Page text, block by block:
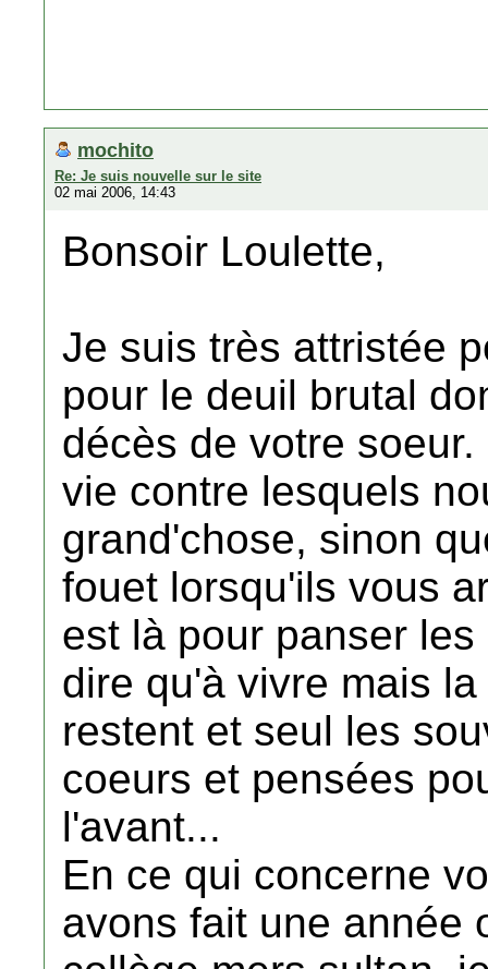
mochito
Re: Je suis nouvelle sur le site
02 mai 2006, 14:43
Bonsoir Loulette,
Je suis très attristée
pour le deuil brutal
décès de votre
vie contre lesquels
grand'chose, sinon
fouet lorsqu'ils vous
est là pour panser
dire qu'à vivre mais
restent et seul les
coeurs et pensées
l'avant...
En ce qui concerne
avons fait une année